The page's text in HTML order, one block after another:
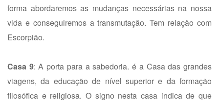
forma abordaremos as mudanças necessárias na nossa
vida e conseguiremos a transmutação. Tem relação com
Escorpião.
Casa 9: A porta para a sabedoria. é a Casa das grandes
viagens, da educação de nível superior e da formação
filosófica e religiosa. O signo nesta casa indica de que